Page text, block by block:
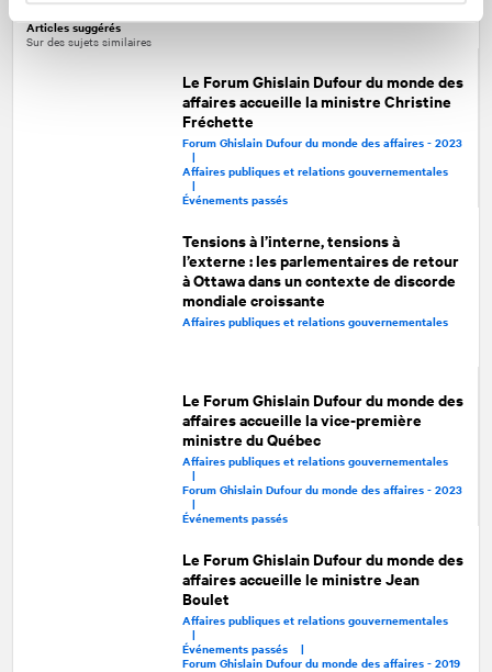
Articles suggérés
Sur des sujets similaires
Le Forum Ghislain Dufour du monde des
affaires accueille la ministre Christine
Fréchette
Forum Ghislain Dufour du monde des affaires - 2023
|
Affaires publiques et relations gouvernementales
|
Événements passés
Tensions à l’interne, tensions à
l’externe : les parlementaires de retour
à Ottawa dans un contexte de discorde
mondiale croissante
Affaires publiques et relations gouvernementales
Le Forum Ghislain Dufour du monde des
affaires accueille la vice-première
ministre du Québec
Affaires publiques et relations gouvernementales
|
Forum Ghislain Dufour du monde des affaires - 2023
|
Événements passés
Le Forum Ghislain Dufour du monde des
affaires accueille le ministre Jean
Boulet
Affaires publiques et relations gouvernementales
|
Événements passés |
Forum Ghislain Dufour du monde des affaires - 2019